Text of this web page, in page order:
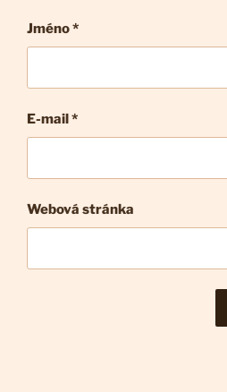
Jméno *
E-mail*
Webová stránka